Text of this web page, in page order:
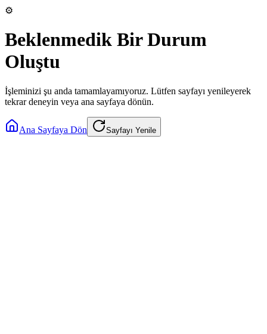
⚙️
Beklenmedik Bir Durum
Oluştu
İşleminizi şu anda tamamlayamıyoruz. Lütfen sayfayı yenileyerek
tekrar deneyin veya ana sayfaya dönün.
Ana Sayfaya Dön Sayfayı Yenile